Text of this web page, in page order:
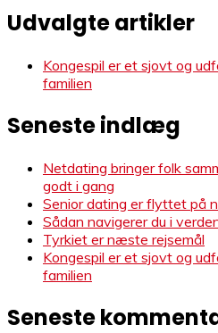
Udvalgte artikler
Kongespil er et sjovt og
familien
Seneste indlæg
Netdating bringer folk
godt i gang
Senior dating er flyttet på
Sådan navigerer du i
Tyrkiet er næste rejsemål
Kongespil er et sjovt og
familien
Seneste